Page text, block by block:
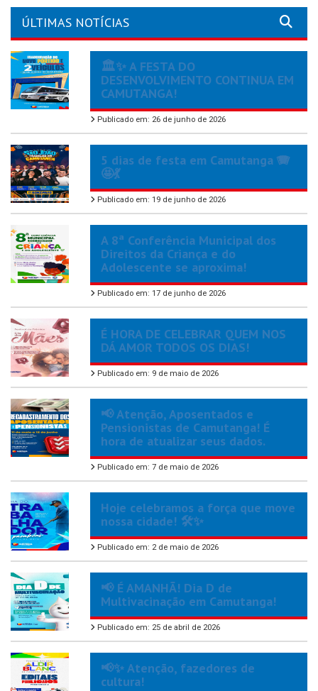
ÚLTIMAS NOTÍCIAS
🏛️✨ A FESTA DO
DESENVOLVIMENTO CONTINUA EM
CAMUTANGA!
Publicado em: 26 de junho de 2026
5 dias de festa em Camutanga 🪗
🤩💃
Publicado em: 19 de junho de 2026
A 8ª Conferência Municipal dos
Direitos da Criança e do
Adolescente se aproxima!
Publicado em: 17 de junho de 2026
É HORA DE CELEBRAR QUEM NOS
DÁ AMOR TODOS OS DIAS!
Publicado em: 9 de maio de 2026
📢 Atenção, Aposentados e
Pensionistas de Camutanga! É
hora de atualizar seus dados.
Publicado em: 7 de maio de 2026
Hoje celebramos a força que move
nossa cidade! 🛠️✨
Publicado em: 2 de maio de 2026
📢 É AMANHÃ! Dia D de
Multivacinação em Camutanga!
Publicado em: 25 de abril de 2026
📢✨ Atenção, fazedores de
cultura!